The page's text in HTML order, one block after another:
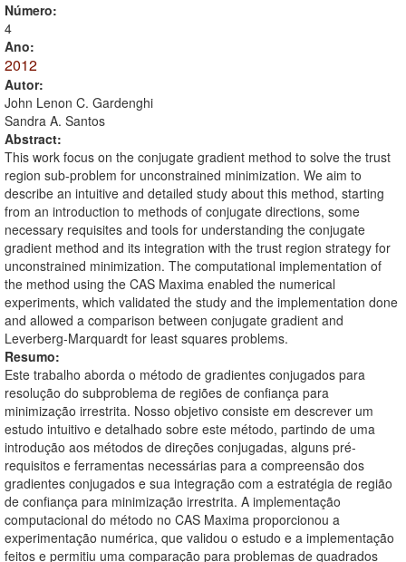
Número:
4
Ano:
2012
Autor:
John Lenon C. Gardenghi
Sandra A. Santos
Abstract:
This work focus on the conjugate gradient method to solve the trust
region sub-problem for unconstrained minimization. We aim to
describe an intuitive and detailed study about this method, starting
from an introduction to methods of conjugate directions, some
necessary requisites and tools for understanding the conjugate
gradient method and its integration with the trust region strategy for
unconstrained minimization. The computational implementation of
the method using the CAS Maxima enabled the numerical
experiments, which validated the study and the implementation done
and allowed a comparison between conjugate gradient and
Leverberg-Marquardt for least squares problems.
Resumo:
Este trabalho aborda o método de gradientes conjugados para
resolução do subproblema de regiões de confiança para
minimização irrestrita. Nosso objetivo consiste em descrever um
estudo intuitivo e detalhado sobre este método, partindo de uma
introdução aos métodos de direções conjugadas, alguns pré-
requisitos e ferramentas necessárias para a compreensão dos
gradientes conjugados e sua integração com a estratégia de região
de confiança para minimização irrestrita. A implementação
computacional do método no CAS Maxima proporcionou a
experimentação numérica, que validou o estudo e a implementação
feitos e permitiu uma comparação para problemas de quadrados